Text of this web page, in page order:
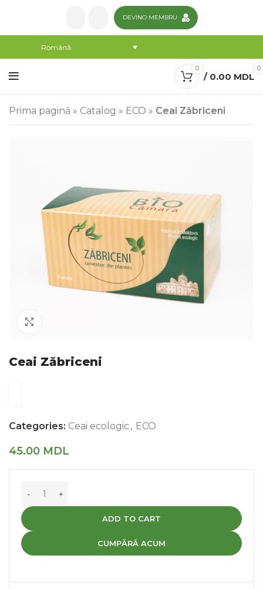
DEVINO MEMBRU
Română
0 0
/ 0.00 MDL
Prima pagină » Catalog » ECO » Ceai Zăbriceni
Ceai Zăbriceni
Categories: Ceai ecologic, ECO
45.00 MDL
ADD TO CART
CUMPĂRĂ ACUM